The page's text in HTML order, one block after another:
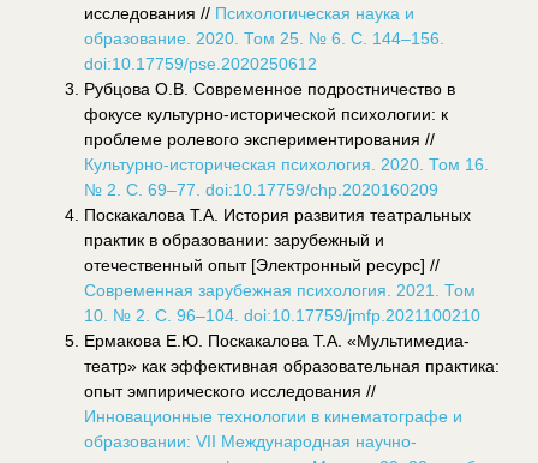
исследования // Психологическая наука и
образование. 2020. Том 25. № 6. С. 144–156.
doi:10.17759/pse.2020250612
Рубцова О.В. Современное подростничество в
фокусе культурно-исторической психологии: к
проблеме ролевого экспериментирования //
Культурно-историческая психология. 2020. Том 16.
№ 2. С. 69–77. doi:10.17759/chp.2020160209
Поскакалова Т.А. История развития театральных
практик в образовании: зарубежный и
отечественный опыт [Электронный ресурс] //
Современная зарубежная психология. 2021. Том
10. № 2. С. 96–104. doi:10.17759/jmfp.2021100210
Ермакова Е.Ю. Поскакалова Т.А. «Мультимедиа-
театр» как эффективная образовательная практика:
опыт эмпирического исследования //
Инновационные технологии в кинематографе и
образовании: VII Международная научно-